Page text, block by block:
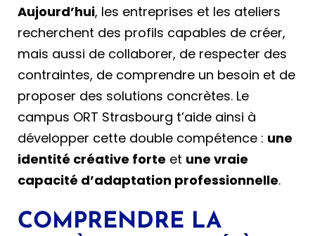
Aujourd’hui, les entreprises et les ateliers
recherchent des profils capables de créer,
mais aussi de collaborer, de respecter des
contraintes, de comprendre un besoin et de
proposer des solutions concrètes. Le
campus ORT Strasbourg t’aide ainsi à
développer cette double compétence : une
identité créative forte et une vraie
capacité d’adaptation professionnelle.
COMPRENDRE LA